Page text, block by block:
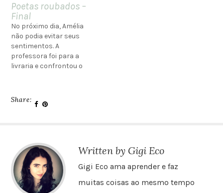
Teimava em permanecer
como uma sombra. Era o
aviso prévio de que
algumas coisas não
podiam continuar. Que era
preciso enfrentar os
problemas teimosos.
Poetas roubados –
Final
No próximo dia, Amélia
não podia evitar seus
sentimentos. A
professora foi para a
livraria e confrontou o
uma coisa? Estou muito
curiosa. Você gosta de ler
passada”... O senhor
Goldman…
Share:
Written by Gigi Eco
Gigi Eco ama aprender e faz
muitas coisas ao mesmo tempo